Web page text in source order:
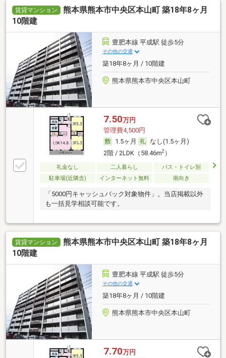
賃貸マンション
熊本県熊本市中央区本山町 築18年8ヶ月
10階建
豊肥本線 平成駅 徒歩5分
その他の交通
築18年8ヶ月 / 10階建
熊本県熊本市中央区本山町
7.50万円
管理費4,500円
1.5ヶ月
なし(1.5ヶ月)
2階 / 2LDK（58.46m2）
礼金なし 二人暮らし
バス・トイレ別
駐車場(近隣含)
インターネット無料 南向き
「5000円キャッシュバック対象物件」。当店掲載以外
も一括見学相談可能です。
賃貸マンション
熊本県熊本市中央区本山町 築18年8ヶ月
10階建
豊肥本線 平成駅 徒歩5分
その他の交通
築18年8ヶ月 / 10階建
熊本県熊本市中央区本山町
7.70万円